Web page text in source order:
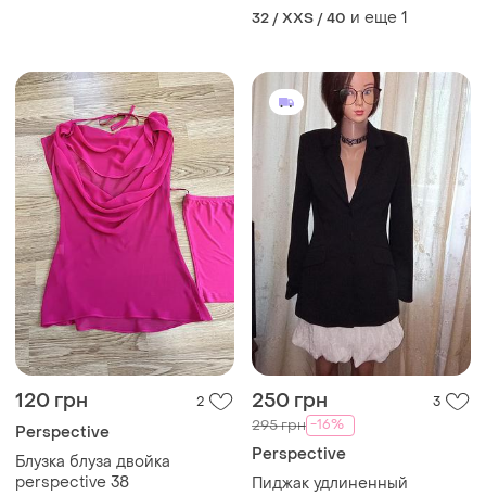
32 / XXS / 40 и еще 1
120 грн 2
Perspective
Блузка блуза двойка
perspective 38
250 грн 3
295 грн -16%
Perspective
Пиджак удлиненный